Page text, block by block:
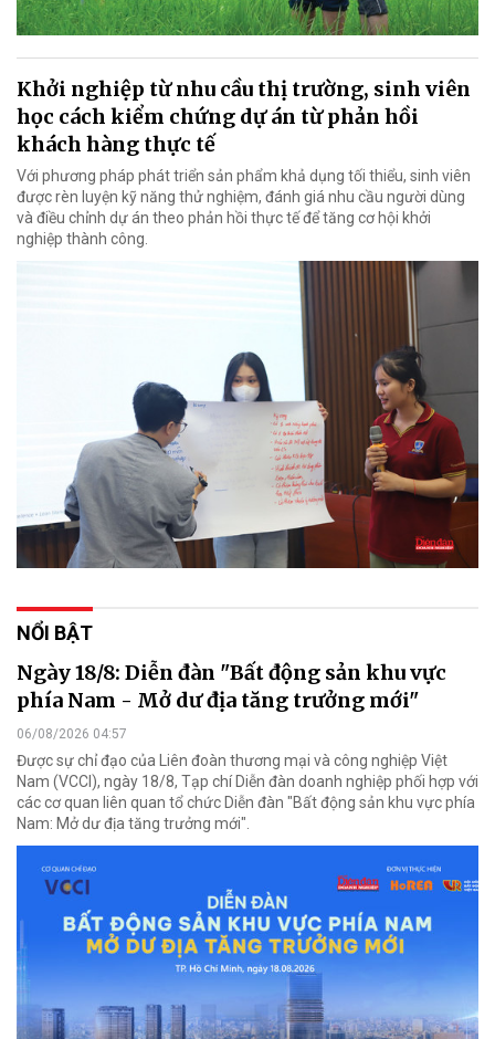
Khởi nghiệp từ nhu cầu thị trường, sinh viên
học cách kiểm chứng dự án từ phản hồi
khách hàng thực tế
Với phương pháp phát triển sản phẩm khả dụng tối thiểu, sinh viên
được rèn luyện kỹ năng thử nghiệm, đánh giá nhu cầu người dùng
và điều chỉnh dự án theo phản hồi thực tế để tăng cơ hội khởi
nghiệp thành công.
NỔI BẬT
Ngày 18/8: Diễn đàn "Bất động sản khu vực
phía Nam - Mở dư địa tăng trưởng mới"
06/08/2026 04:57
Được sự chỉ đạo của Liên đoàn thương mại và công nghiệp Việt
Nam (VCCI), ngày 18/8, Tạp chí Diễn đàn doanh nghiệp phối hợp với
các cơ quan liên quan tổ chức Diễn đàn "Bất động sản khu vực phía
Nam: Mở dư địa tăng trưởng mới".